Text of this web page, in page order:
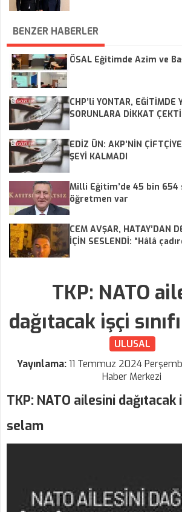
BENZER HABERLER
ÖSAL Eğitimde Azim ve
CHP’li YONTAR, EĞİTİMDE
SORUNLARA DİKKAT
EDİZ ÜN: AKP’NİN
ŞEYİ KALMADI
Milli Eğitim’de 45 bin 654
öğretmen var
CEM AVŞAR, HATAY’DAN
İÇİN SESLENDİ: “Hâlâ
TKP: NATO
dağıtacak işçi
ULUSAL
Yayınlama:11 Temmuz 2024
Haber Merkezi
TKP: NATO ailesini dağıtacak
selam